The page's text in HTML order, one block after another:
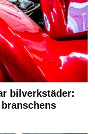
bilverkstäder: